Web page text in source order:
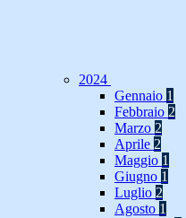
2024
Gennaio 1
Febbraio 2
Marzo 2
Aprile 2
Maggio 1
Giugno 1
Luglio 2
Agosto 1